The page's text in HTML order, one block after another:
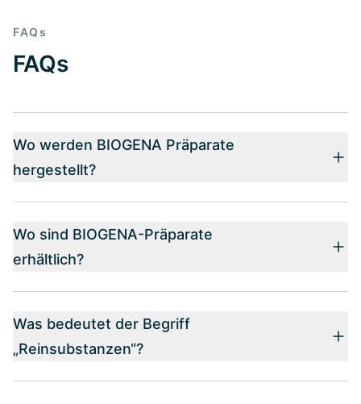
FAQs
FAQs
Wo werden BIOGENA Präparate
hergestellt?
Wo sind BIOGENA-Präparate
erhältlich?
Was bedeutet der Begriff
„Reinsubstanzen“?